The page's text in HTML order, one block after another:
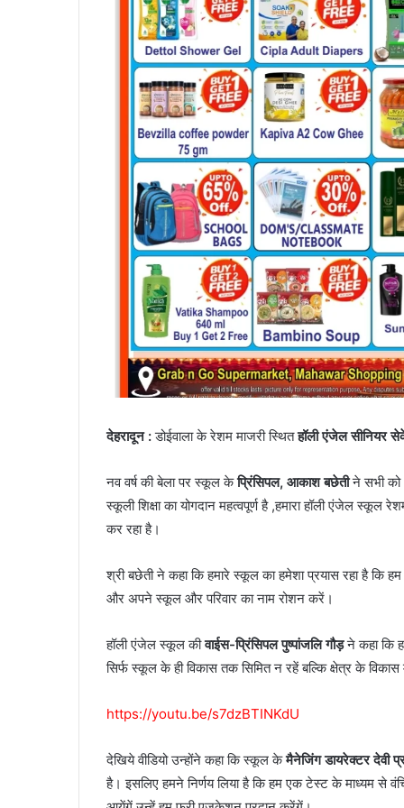
देहरादून :डोईवाला के रेशम माजरी स्थितहॉली एंजेल सीनियर
नव वर्ष की बेला पर स्कूल केप्रिंसिपल, आकाश बछेतीने सभी को
स्कूली शिक्षा का योगदान महत्वपूर्ण है ,हमारा हॉली एंजेल स्कूल
कर रहा है।
श्री बछेती ने कहा कि हमारे स्कूल का हमेशा प्रयास रहा है
और अपने स्कूल और परिवार का नाम रोशन करें।
हॉली एंजेल स्कूल कीवाईस-प्रिंसिपल पुष्पांजलि गौड़ने कहा कि
सिर्फ स्कूल के ही विकास तक सिमित न रहें बल्कि क्षेत्र के विकास
https://youtu.be/s7dzBTINKdU
देखिये वीडियो उन्होंने कहा कि स्कूल केमैनेजिंग डायरेक्टर देवी
है। इसलिए हमने निर्णय लिया है कि हम एक टेस्ट के माध्यम से